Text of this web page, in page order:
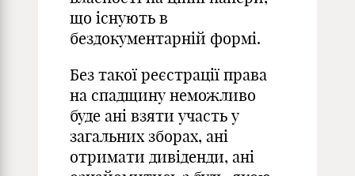
що існують в
бездокументарній формі.
Без такої реєстрації права
на спадщину неможливо
буде ані взяти участь у
загальних зборах, ані
отримати дивіденди, ані